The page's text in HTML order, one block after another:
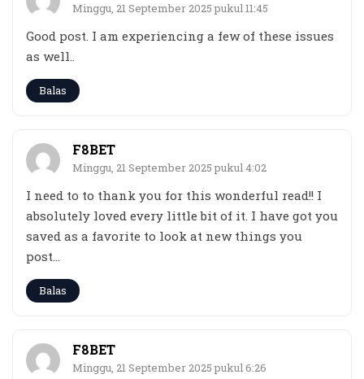
Minggu, 21 September 2025 pukul 11:45
Good post. I am experiencing a few of these issues
as well..
Balas
F8BET
Minggu, 21 September 2025 pukul 4:02
I need to to thank you for this wonderful read!! I
absolutely loved every little bit of it. I have got you
saved as a favorite to look at new things you
post…
Balas
F8BET
Minggu, 21 September 2025 pukul 6:26